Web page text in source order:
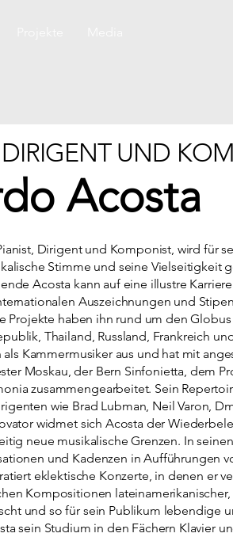
DIRIGENT UND
Acosta
Dirigent und Komponist, wird für
Stimme und seine Vielseitigkeit
Acosta kann auf eine illustre
Auszeichnungen und
Projekte haben ihn rund um den
Thailand, Russland, Frankreich
als Kammermusiker aus und hat mit
Moskau, der Bern Sinfonietta, dem
zusammengearbeitet. Sein
wie Brad Lubman, Neil Varon,
widmet sich Acosta der
neue musikalische Grenzen. In
und Kadenzen in Aufführungen
eklektische Konzerte, in denen er
Kompositionen
und so für sein Publikum lebendige
sein Studium in den Fächern Klavier